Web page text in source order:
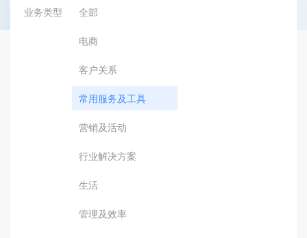
业务类型
全部
电商
客户关系
常用服务及工具
营销及活动
行业解决方案
生活
管理及效率